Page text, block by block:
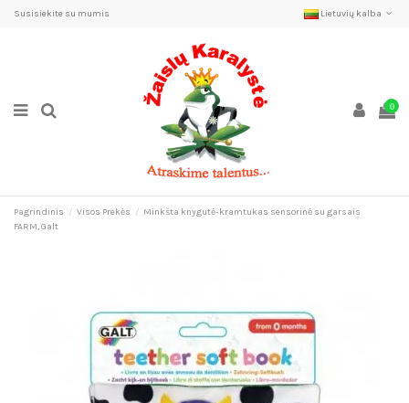
Susisiekite su mumis Lietuvių kalba
0
Pagrindinis Visos Prekės
Minkšta knygutė-kramtukas sensorinė su garsais
FARM, Galt